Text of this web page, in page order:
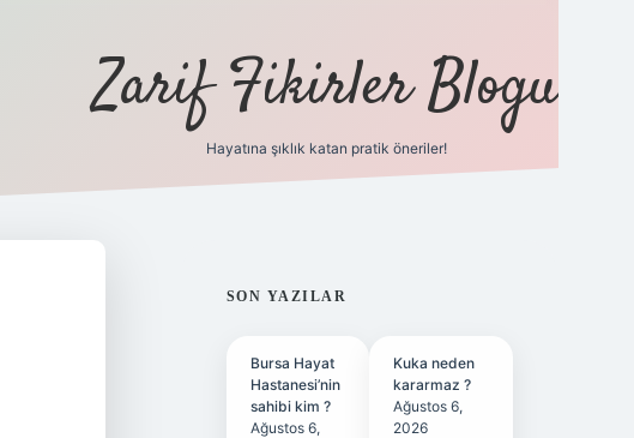
Zarif Fikirler Blogu
Hayatına şıklık katan pratik öneriler!
SIDEBAR
SON YAZILAR
Bursa Hayat
Hastanesi’nin
sahibi kim ?
Ağustos 6,
Kuka neden
kararmaz ?
Ağustos 6,
2026